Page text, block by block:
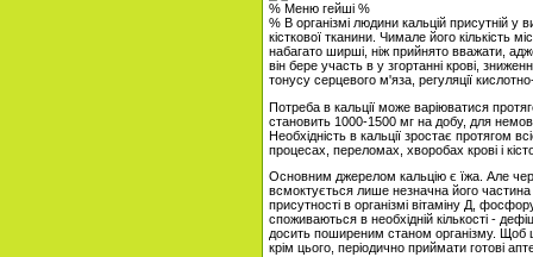
% Меню гейші %
% В організмі людини кальцій присутній у
кісткової тканини. Чимале його кількість
набагато ширші, ніж прийнято вважати,
він бере участь в у згортанні крові,
тонусу серцевого м'яза, регуляції
Потреба в кальції може варіюватися
становить 1000-1500 мг на добу, для
Необхідність в кальції зростає протягом
процесах, переломах, хворобах крові і
Основним джерелом кальцію є їжа. Але
всмоктується лише незначна його
присутності в організмі вітаміну Д,
споживаються в необхідній кількості -
досить поширеним станом організму. Щоб
крім цього, періодично приймати готові